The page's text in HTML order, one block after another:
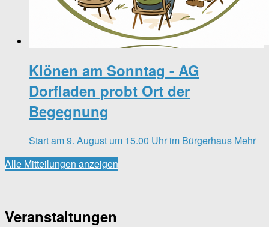
Klönen am Sonntag - AG
Dorfladen probt Ort der
Begegnung
Start am 9. August um 15.00 Uhr im Bürgerhaus Mehr
Alle Mitteilungen anzeigen
Veranstaltungen